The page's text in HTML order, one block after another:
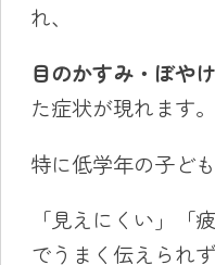
れ、
目のかすみ・ぼや
た症状が現れます。
特に低学年の子ども
「見えにくい」「
でうまく伝えられず